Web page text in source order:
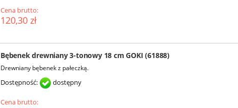
Cena brutto:
120,30 zł
Bębenek drewniany 3-tonowy 18 cm GOKI (61888)
Drewniany bębenek z pałeczką.
Dostępność: dostępny
Cena brutto: